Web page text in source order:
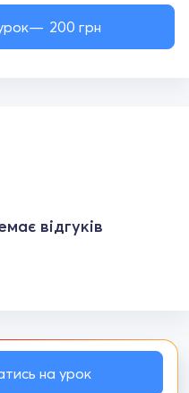
200 грн
відгуків
на урок